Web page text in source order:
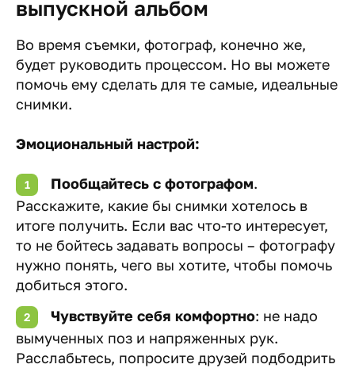
выпускной альбом
Во время съемки, фотограф, конечно же,
будет руководить процессом. Но вы можете
помочь ему сделать для те самые, идеальные
снимки.
Эмоциональный настрой:
Пообщайтесь с фотографом.
Расскажите, какие бы снимки хотелось в
итоге получить. Если вас что-то интересует,
то не бойтесь задавать вопросы – фотографу
нужно понять, чего вы хотите, чтобы помочь
добиться этого.
Чувствуйте себя комфортно: не надо
вымученных поз и напряженных рук.
Расслабьтесь, попросите друзей подбодрить